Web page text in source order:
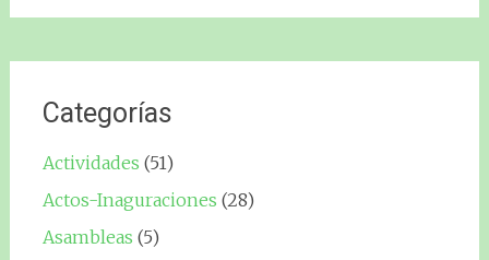
Categorías
Actividades (51)
Actos-Inaguraciones (28)
Asambleas (5)